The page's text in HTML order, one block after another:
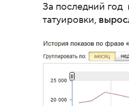
За последний год
татуировки,